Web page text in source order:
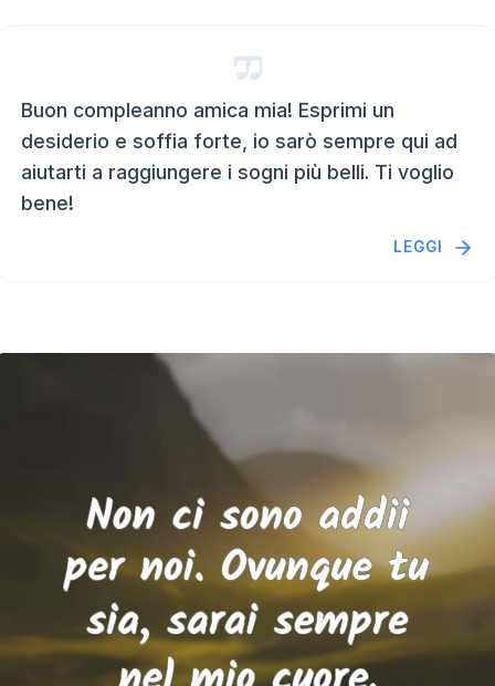
Buon compleanno amica mia! Esprimi un
desiderio e soffia forte, io sarò sempre qui ad
aiutarti a raggiungere i sogni più belli. Ti voglio
bene!
LEGGI